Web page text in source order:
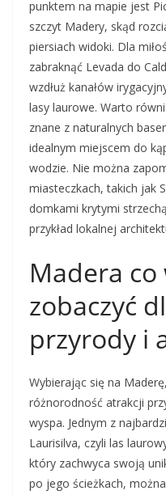
punktem na mapie jest
szczyt Madery, skąd
piersiach widoki. Dla
zabraknąć Levada do
wzdłuż kanałów
lasy laurowe. Warto
znane z naturalnych
idealnym miejscem do
wodzie. Nie można
miasteczkach, takich jak
domkami krytymi
przykład lokalnej
Madera
zobaczyć
przyrody i
Wybierając się na
różnorodność atrakcji
wyspa. Jednym z
Laurisilva, czyli las
który zachwyca swoją
po jego ścieżkach,